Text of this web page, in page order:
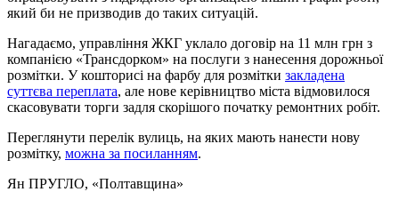
який би не призводив до таких ситуацій.
Нагадаємо, управління ЖКГ уклало договір на 11 млн грн з
компанією «Трансдорком» на послуги з нанесення дорожньої
розмітки. У кошторисі на фарбу для розмітки закладена
суттєва переплата, але нове керівництво міста відмовилося
скасовувати торги задля скорішого початку ремонтних робіт.
Переглянути перелік вулиць, на яких мають нанести нову
розмітку, можна за посиланням.
Ян ПРУГЛО, «Полтавщина»